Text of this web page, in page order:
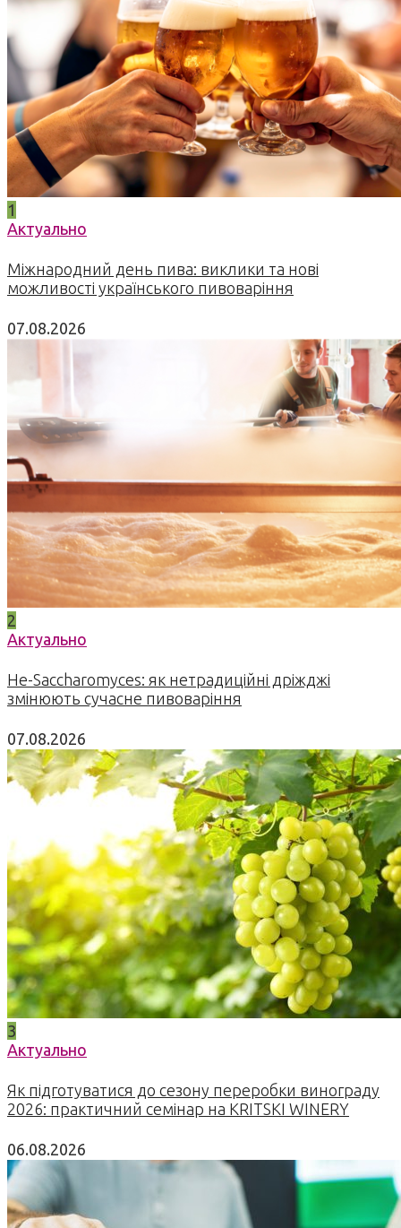
1
Актуально
Міжнародний день пива: виклики та нові
можливості українського пивоваріння
07.08.2026
2
Актуально
Не-Saccharomyces: як нетрадиційні дріжджі
змінюють сучасне пивоваріння
07.08.2026
3
Актуально
Як підготуватися до сезону переробки винограду
2026: практичний семінар на KRITSKI WINERY
06.08.2026